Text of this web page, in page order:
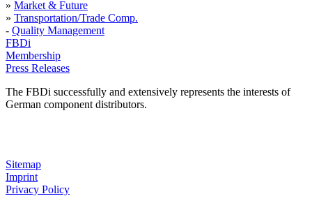
» Market & Future
» Transportation/Trade Comp.
- Quality Management
FBDi
Membership
Press Releases
The FBDi successfully and extensively represents the interests of
German component distributors.
Sitemap
Imprint
Privacy Policy